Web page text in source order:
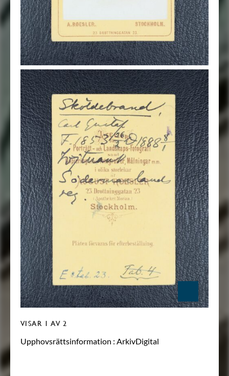
VISAR 1 AV 2
Upphovsrättsinformation : ArkivDigital